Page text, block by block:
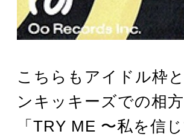
こちらもアイドル枠
ンキッキーズでの相
「TRY ME 〜私を信